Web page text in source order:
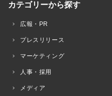
カテゴリーから探す
広報・PR
プレスリリース
マーケティング
人事・採用
メディア